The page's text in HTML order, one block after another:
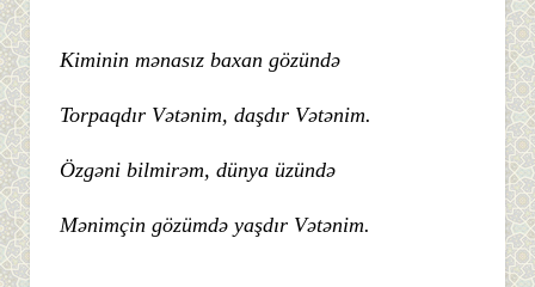
Kiminin mənasız baxan gözündə
Torpaqdır Vətənim, daşdır Vətənim.
Özgəni bilmirəm, dünya üzündə
Mənimçin gözümdə yaşdır Vətənim.